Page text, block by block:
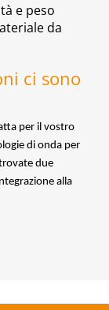
e peso
da
ci sono
per il vostro
di onda per
due
alla